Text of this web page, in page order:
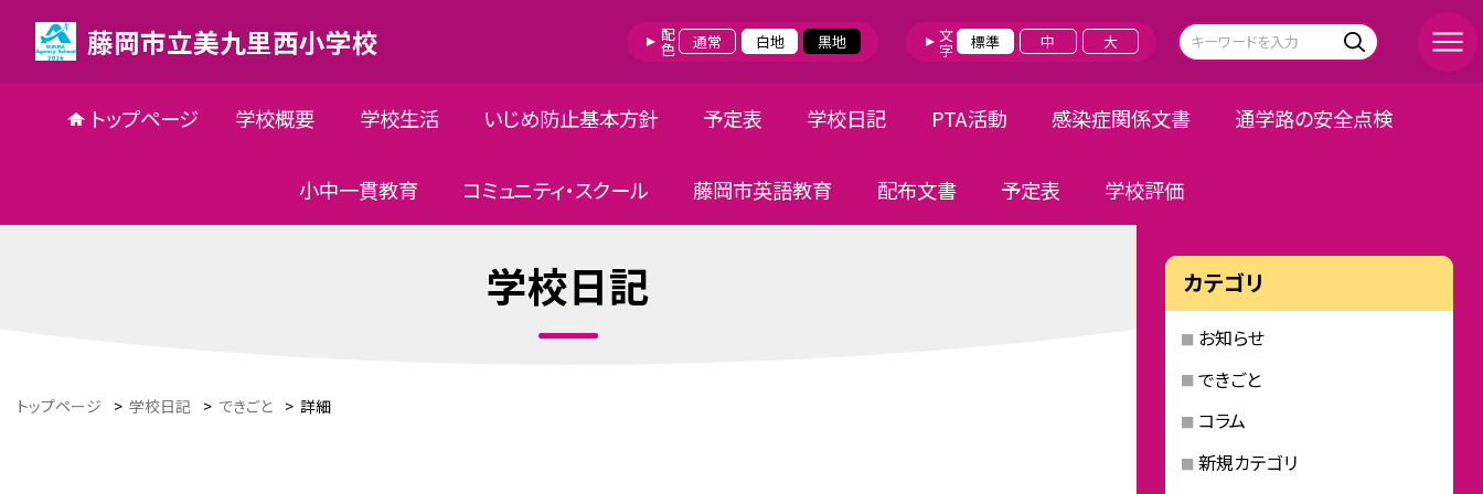
藤岡市立美九里西小学校 配色 通常 白地 黒地 文字 標準 中 大
トップページ 学校概要 学校生活 いじめ防止基本方針 予定表 学校日記 PTA活動 感染症関係文書 通学路の安全点検
小中一貫教育 コミュニティ・スクール 藤岡市英語教育 配布文書 予定表 学校評価
学校日記
トップページ > 学校日記 > できごと > 詳細
カテゴリ
お知らせ
できごと
コラム
新規カテゴリ